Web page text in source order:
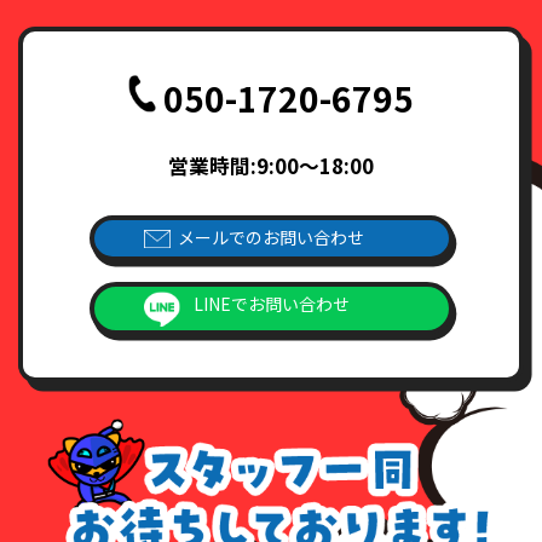
050-1720-6795
営業時間:9:00～18:00
メールでのお問い合わせ
LINEでお問い合わせ